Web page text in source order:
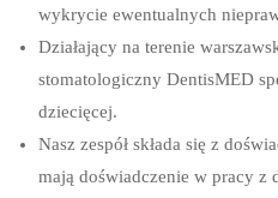
wykrycie ewentualnych
Działający na terenie
stomatologiczny DentisMED
dziecięcej.
Nasz zespół składa się z
mają doświadczenie w pracy z